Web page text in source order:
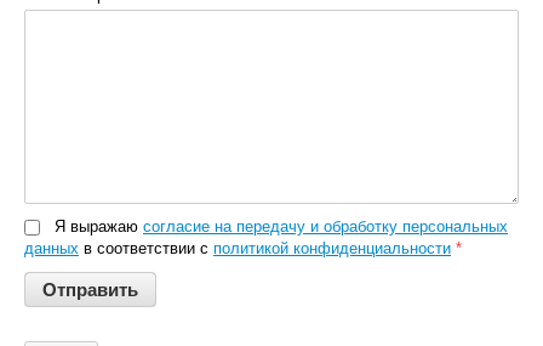
Я выражаю согласие на передачу и обработку персональных
данных в соответствии с политикой конфиденциальности *